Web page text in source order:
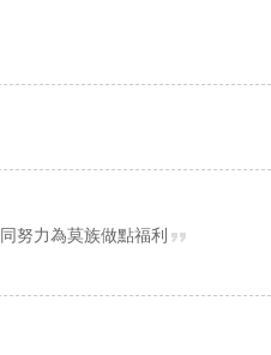
努力為莫族做點福利